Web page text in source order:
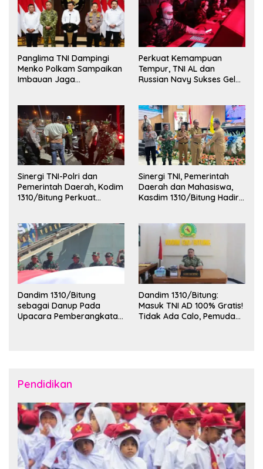
Panglima TNI Dampingi
Menko Polkam Sampaikan
Imbauan Jaga
Perkuat Kemampuan
Tempur, TNI AL dan
Russian Navy Sukses Gelar
Sinergi TNI-Polri dan
Pemerintah Daerah, Kodim
1310/Bitung Perkuat
Sinergi TNI, Pemerintah
Daerah dan Mahasiswa,
Kasdim 1310/Bitung Hadiri
Kota Bitung
Dandim 1310/Bitung
sebagai Danup Pada
Upacara Pemberangkatan
Dandim 1310/Bitung:
Masuk TNI AD 100% Gratis!
Tidak Ada Calo, Pemuda
Pendidikan